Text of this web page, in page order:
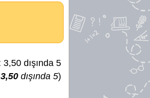
3,50 dışında 5)